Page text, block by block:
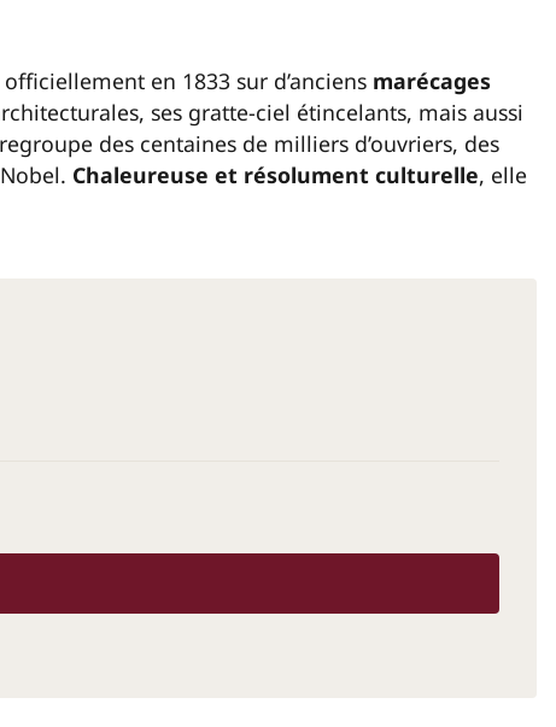
en 1833 sur d’anciens marécages
ses gratte-ciel étincelants, mais aussi
regroupe des centaines de milliers d’ouvriers, des
Chaleureuse et résolument culturelle, elle